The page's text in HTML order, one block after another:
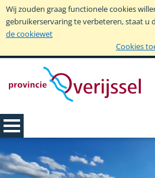
Wij zouden graag functionele cookies
gebruikerservaring te verbeteren, staat u
de cookiewet
Cookies